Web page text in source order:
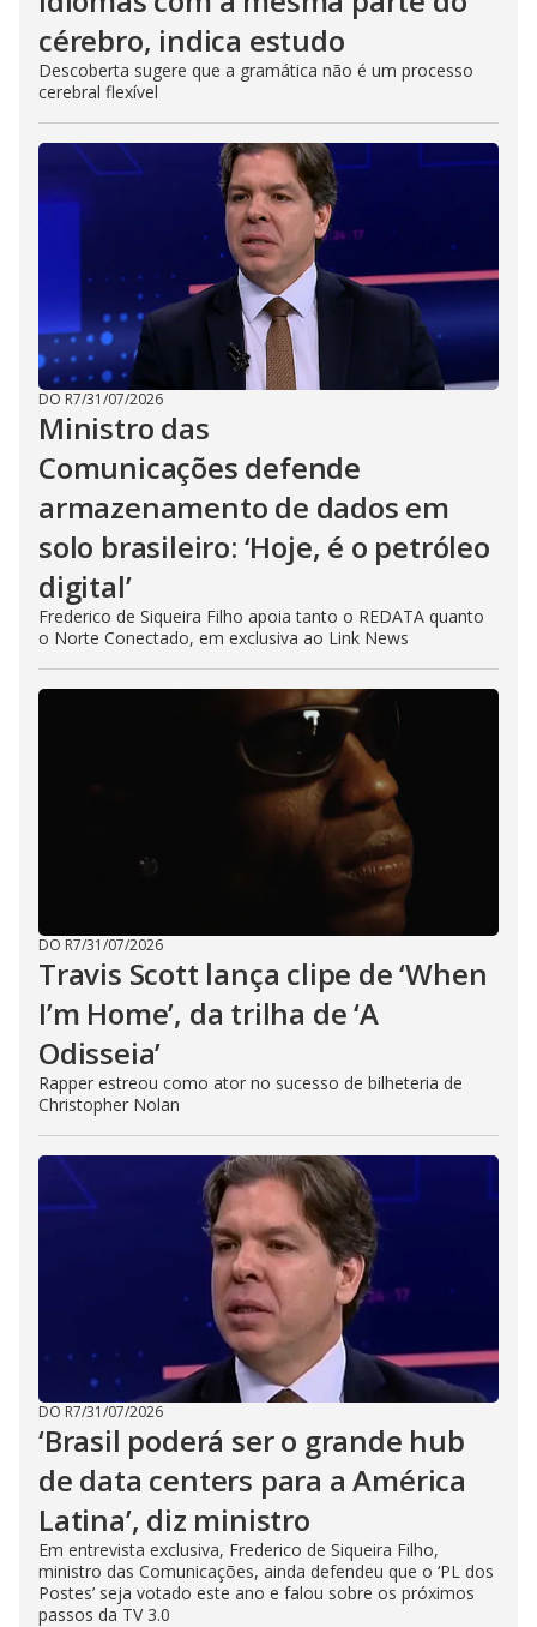
cérebro, indica estudo
Descoberta sugere que a gramática não é um processo
cerebral flexível
DO R7/31/07/2026
Ministro das
Comunicações defende
armazenamento de dados em
solo brasileiro: ‘Hoje, é o petróleo
digital’
Frederico de Siqueira Filho apoia tanto o REDATA quanto
o Norte Conectado, em exclusiva ao Link News
DO R7/31/07/2026
Travis Scott lança clipe de ‘When
I’m Home’, da trilha de ‘A
Odisseia’
Rapper estreou como ator no sucesso de bilheteria de
Christopher Nolan
DO R7/31/07/2026
‘Brasil poderá ser o grande hub
de data centers para a América
Latina’, diz ministro
Em entrevista exclusiva, Frederico de Siqueira Filho,
ministro das Comunicações, ainda defendeu que o ‘PL dos
Postes’ seja votado este ano e falou sobre os próximos
passos da TV 3.0